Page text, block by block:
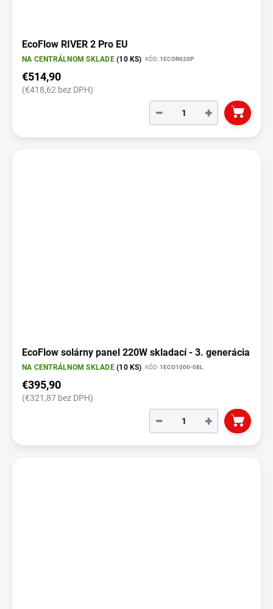
EcoFlow RIVER 2 Pro EU
NA CENTRÁLNOM SKLADE(10 KS) KÓD:1ECOR620P
€514,90
(€418,62 bez DPH)
+
−
EcoFlow solárny panel 220W skladací - 3. generácia
NA CENTRÁLNOM SKLADE(10 KS) KÓD:1ECO1000-08L
€395,90
(€321,87 bez DPH)
+
−